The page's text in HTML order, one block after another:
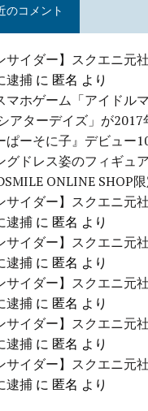
のコメント
サイダー】スクエニ元
逮捕 に 匿名 より
マホゲーム「アイドル
アターデイズ」が2017
ぱーそに子』デビュー
グドレス姿のフィギュ
ONLINE SHOP
サイダー】スクエニ元
逮捕 に 匿名 より
サイダー】スクエニ元
逮捕 に 匿名 より
サイダー】スクエニ元
逮捕 に 匿名 より
サイダー】スクエニ元
逮捕 に 匿名 より
サイダー】スクエニ元
逮捕 に 匿名 より